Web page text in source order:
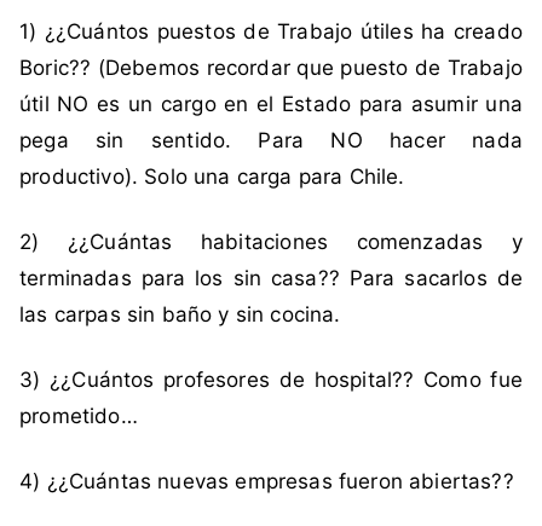
t
a
c
o
o
r
c
,
h
e
a
r
i
s
1) ¿¿Cuántos puestos de Trabajo útiles ha creado
Boric?? (Debemos recordar que puesto de Trabajo
útil NO es un cargo en el Estado para asumir una
pega sin sentido. Para NO hacer nada
productivo). Solo una carga para Chile.
2) ¿¿Cuántas habitaciones comenzadas y
terminadas para los sin casa?? Para sacarlos de
las carpas sin baño y sin cocina.
3) ¿¿Cuántos profesores de hospital?? Como fue
prometido…
4) ¿¿Cuántas nuevas empresas fueron abiertas??